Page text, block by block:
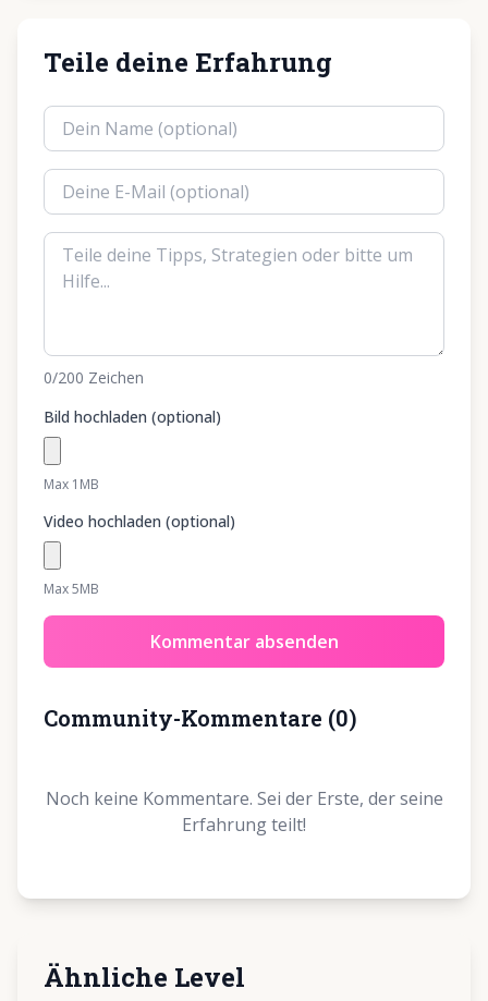
Teile deine Erfahrung
0/200 Zeichen
Bild hochladen (optional)
Max 1MB
Video hochladen (optional)
Max 5MB
Kommentar absenden
Community-Kommentare (0)
Noch keine Kommentare. Sei der Erste, der seine
Erfahrung teilt!
Ähnliche Level